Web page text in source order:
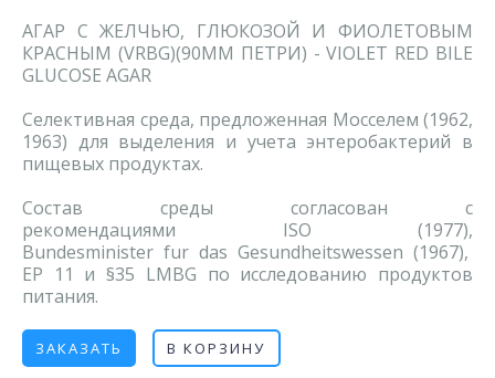
АГАР С ЖЕЛЧЬЮ, ГЛЮКОЗОЙ И ФИОЛЕТОВЫМ
КРАСНЫМ (VRBG)(90ММ ПЕТРИ) - VIOLET RED BILE
GLUCOSE AGAR
Селективная среда, предложенная Мосселем (1962,
1963) для выделения и учета энтеробактерий в
пищевых продуктах.
Состав среды согласован с
рекомендациями ISO (1977),
Bundesminister fur das Gesundheitswessen (1967),
EP 11 и §35 LMBG по исследованию продуктов
питания.
ЗАКАЗАТЬ В КОРЗИНУ